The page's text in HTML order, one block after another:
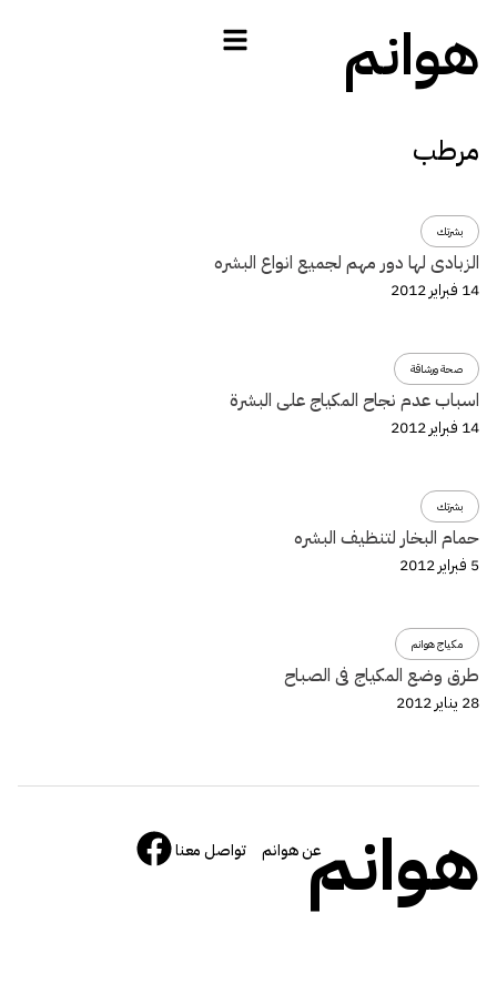
هوانم
مرطب
بشرتك
الزبادى لها دور مهم لجميع انواع البشره
14 فبراير 2012
صحة ورشاقة
اسباب عدم نجاح المكياج على البشرة
14 فبراير 2012
بشرتك
حمام البخار لتنظيف البشره
5 فبراير 2012
مكياج هوانم
طرق وضع المكياج فى الصباح
28 يناير 2012
هوانمعن هوانم تواصل معنا